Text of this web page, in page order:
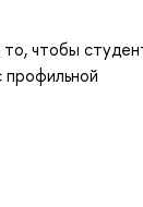
то, чтобы
профильной